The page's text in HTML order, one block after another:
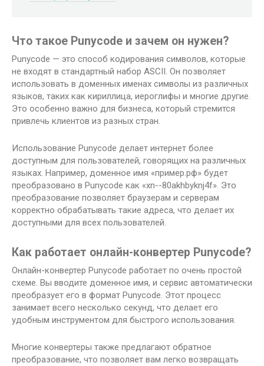
Что такое Punycode и зачем он нужен?
Punycode — это способ кодирования символов, которые
не входят в стандартный набор ASCII. Он позволяет
использовать в доменных именах символы из различных
языков, таких как кириллица, иероглифы и многие другие.
Это особенно важно для бизнеса, который стремится
привлечь клиентов из разных стран.
Использование Punycode делает интернет более
доступным для пользователей, говорящих на различных
языках. Например, доменное имя «пример.рф» будет
преобразовано в Punycode как «xn--80akhbyknj4f». Это
преобразование позволяет браузерам и серверам
корректно обрабатывать такие адреса, что делает их
доступными для всех пользователей.
Как работает онлайн-конвертер Punycode?
Онлайн-конвертер Punycode работает по очень простой
схеме. Вы вводите доменное имя, и сервис автоматически
преобразует его в формат Punycode. Этот процесс
занимает всего несколько секунд, что делает его
удобным инструментом для быстрого использования.
Многие конвертеры также предлагают обратное
преобразование, что позволяет вам легко возвращать